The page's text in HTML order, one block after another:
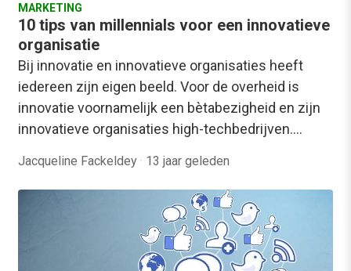
MARKETING
10 tips van millennials voor een innovatieve
organisatie
Bij innovatie en innovatieve organisaties heeft
iedereen zijn eigen beeld. Voor de overheid is
innovatie voornamelijk een bètabezigheid en zijn
innovatieve organisaties high-techbedrijven.…
Jacqueline Fackeldey · 13 jaar geleden